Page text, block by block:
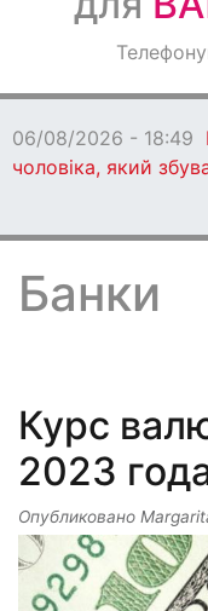
Оголошення
06/
бив
Банки
Курс
2023
Опубликовано